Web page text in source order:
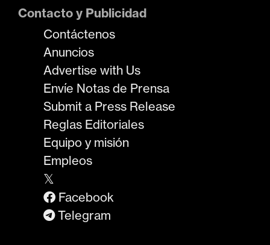
Contacto y Publicidad
Contáctenos
Anuncios
Advertise with Us
Envíe Notas de Prensa
Submit a Press Release
Reglas Editoriales
Equipo y misión
Empleos
𝕏
Facebook
Telegram